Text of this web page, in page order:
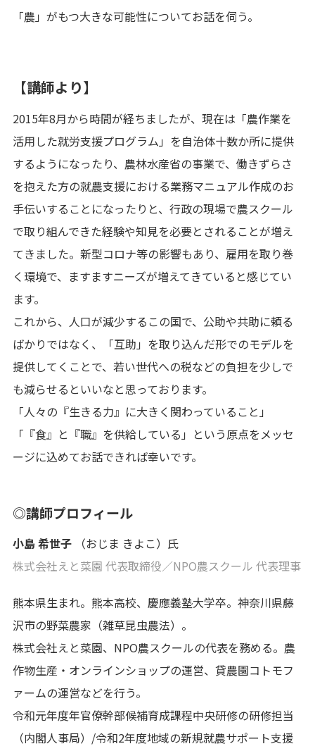
「農」がもつ大きな可能性についてお話を伺う。
【講師より】
2015年8月から時間が経ちましたが、現在は「農作業を
活用した就労支援プログラム」を自治体十数か所に提供
するようになったり、農林水産省の事業で、働きずらさ
を抱えた方の就農支援における業務マニュアル作成のお
手伝いすることになったりと、行政の現場で農スクール
で取り組んできた経験や知見を必要とされることが増え
てきました。新型コロナ等の影響もあり、雇用を取り巻
く環境で、ますますニーズが増えてきていると感じてい
ます。
これから、人口が減少するこの国で、公助や共助に頼る
ばかりではなく、「互助」を取り込んだ形でのモデルを
提供してくことで、若い世代への税などの負担を少しで
も減らせるといいなと思っております。
「人々の『生きる力』に大きく関わっていること」
「『食』と『職』を供給している」という原点をメッセ
ージに込めてお話できれば幸いです。
◎講師プロフィール
小島 希世子
（おじま きよこ）氏
株式会社えと菜園 代表取締役／NPO農スクール 代表理事
熊本県生まれ。熊本高校、慶應義塾大学卒。神奈川県藤
沢市の野菜農家（雑草昆虫農法）。
株式会社えと菜園、NPO農スクールの代表を務める。農
作物生産・オンラインショップの運営、貸農園コトモフ
ァームの運営などを行う。
令和元年度年官僚幹部候補育成課程中央研修の研修担当
（内閣人事局）/令和2年度地域の新規就農サポート支援